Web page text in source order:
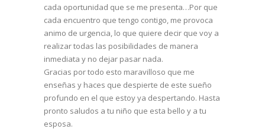
cada oportunidad que se me presenta…Por que
cada encuentro que tengo contigo, me provoca
animo de urgencia, lo que quiere decir que voy a
realizar todas las posibilidades de manera
inmediata y no dejar pasar nada.
Gracias por todo esto maravilloso que me
enseñas y haces que despierte de este sueño
profundo en el que estoy ya despertando. Hasta
pronto saludos a tu niño que esta bello y a tu
esposa.